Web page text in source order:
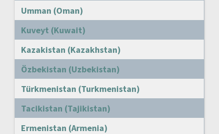
Umman (Oman)
Kuveyt (Kuwait)
Kazakistan (Kazakhstan)
Özbekistan (Uzbekistan)
Türkmenistan (Turkmenistan)
Tacikistan (Tajikistan)
Ermenistan (Armenia)